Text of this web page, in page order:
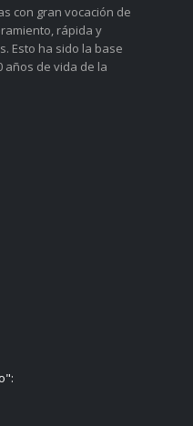
con gran vocación de
rápida y
Esto ha sido la base
años de vida de la